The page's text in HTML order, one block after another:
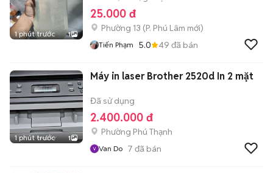
1 phút trước 1
25.000 đ
Phường 13 (P. Phú Lâm mới)
Tiến Phạm 5.0 49 đã bán
1 phút trước 1
Máy in laser Brother 2520d In 2 mặt
Đã sử dụng
2.400.000 đ
Phường Phú Thạnh
Van Do 7 đã bán